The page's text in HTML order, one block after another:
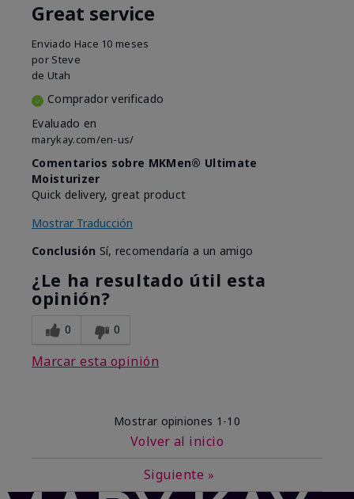
Great service
Enviado Hace 10 meses
por Steve
de Utah
Comprador verificado
Evaluado en
marykay.com/en-us/
Comentarios sobre MKMen® Ultimate
Moisturizer
Quick delivery, great product
Mostrar Traducción
Conclusión Sí, recomendaría a un amigo
¿Le ha resultado útil esta
opinión?
0 0
Marcar esta opinión
Mostrar opiniones 1-10
Volver al inicio
Siguiente »